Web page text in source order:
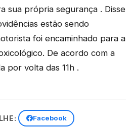
sua própria segurança . Disse
estão sendo
foi encaminhado para a
De acordo com a
por volta das 11h .
Facebook